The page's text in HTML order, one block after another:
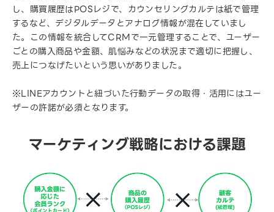
し、購買履歴はPOSレジで、カウンセリングカルテは紙で管理
するなど、デジタルデータとアナログ情報が混在していまし
た。この情報を統合してCRMで一元管理することで、ユーザー
ごとの購入商品や金額、肌悩みなどの状況まで適切に把握し、
売上につなげたいという思いがありました。
※LINEアカウントと紐づいた行動データの取得・活用にはユー
ザーの許諾が必須となります。
マーケティング戦略における課題